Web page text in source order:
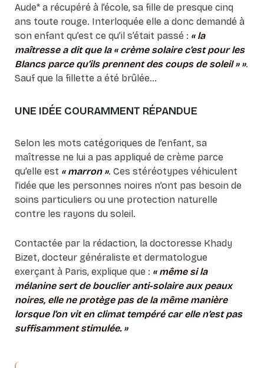
Aude* a récupéré à l’école, sa fille de presque cinq
ans toute rouge. Interloquée elle a donc demandé à
son enfant qu’est ce qu’il s’était passé : « la
maîtresse a dit que la « crème solaire c’est pour les
Blancs parce qu’ils prennent des coups de soleil » ».
Sauf que la fillette a été brûlée…
UNE IDÉE COURAMMENT RÉPANDUE
Selon les mots catégoriques de l’enfant, sa
maîtresse ne lui a pas appliqué de crème parce
qu’elle est « marron ». Ces stéréotypes véhiculent
l’idée que les personnes noires n’ont pas besoin de
soins particuliers ou une protection naturelle
contre les rayons du soleil.
Contactée par la rédaction, la doctoresse Khady
Bizet, docteur généraliste et dermatologue
exerçant à Paris, explique que : « même si la
mélanine sert de bouclier anti-solaire aux peaux
noires, elle ne protège pas de la même manière
lorsque l’on vit en climat tempéré car elle n’est pas
suffisamment stimulée. »